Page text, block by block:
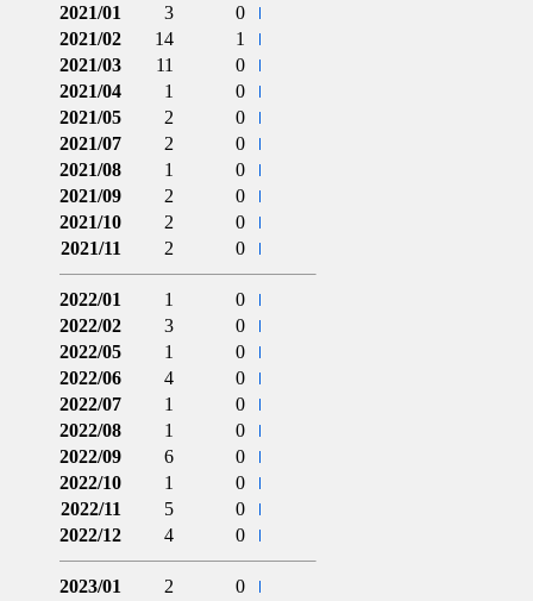
2021/01 3
0
2021/02
14
1
2021/03
11
0
2021/04
1
0
2021/05
2
0
2021/07
2
0
2021/08
1
0
2021/09
2
0
2021/10
2
0
2021/11
2 0
2022/01 1
0
2022/02
3
0
2022/05
1
0
2022/06
4
0
2022/07
1
0
2022/08
1
0
2022/09
6
0
2022/10
1
0
2022/11
5
0
2022/12
4 0
2023/01 2
0